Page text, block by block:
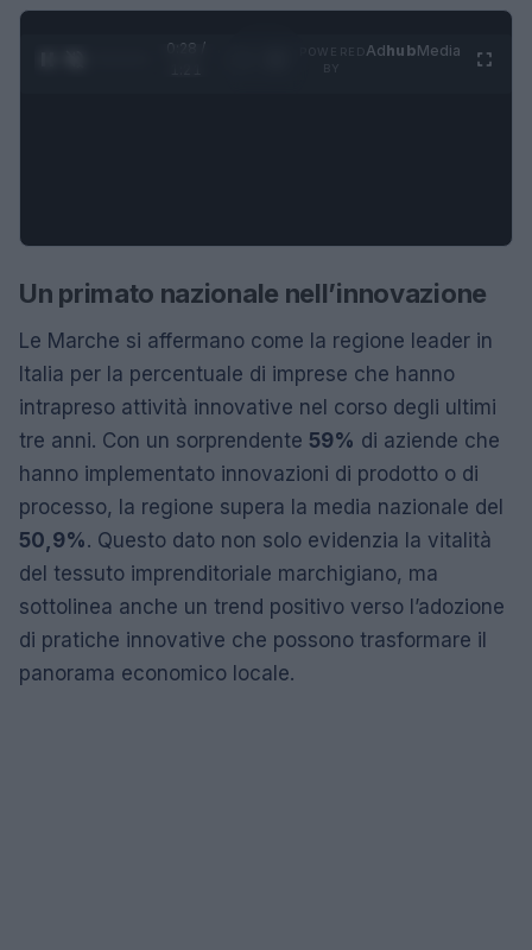
0:28 /
AdhubMedia
Un primato nazionale nell’innovazione
Le Marche si affermano come la regione leader in
Italia per la percentuale di imprese che hanno
intrapreso attività innovative nel corso degli ultimi
tre anni. Con un sorprendente 59% di aziende che
hanno implementato innovazioni di prodotto o di
processo, la regione supera la media nazionale del
50,9%. Questo dato non solo evidenzia la vitalità
del tessuto imprenditoriale marchigiano, ma
sottolinea anche un trend positivo verso l’adozione
di pratiche innovative che possono trasformare il
panorama economico locale.